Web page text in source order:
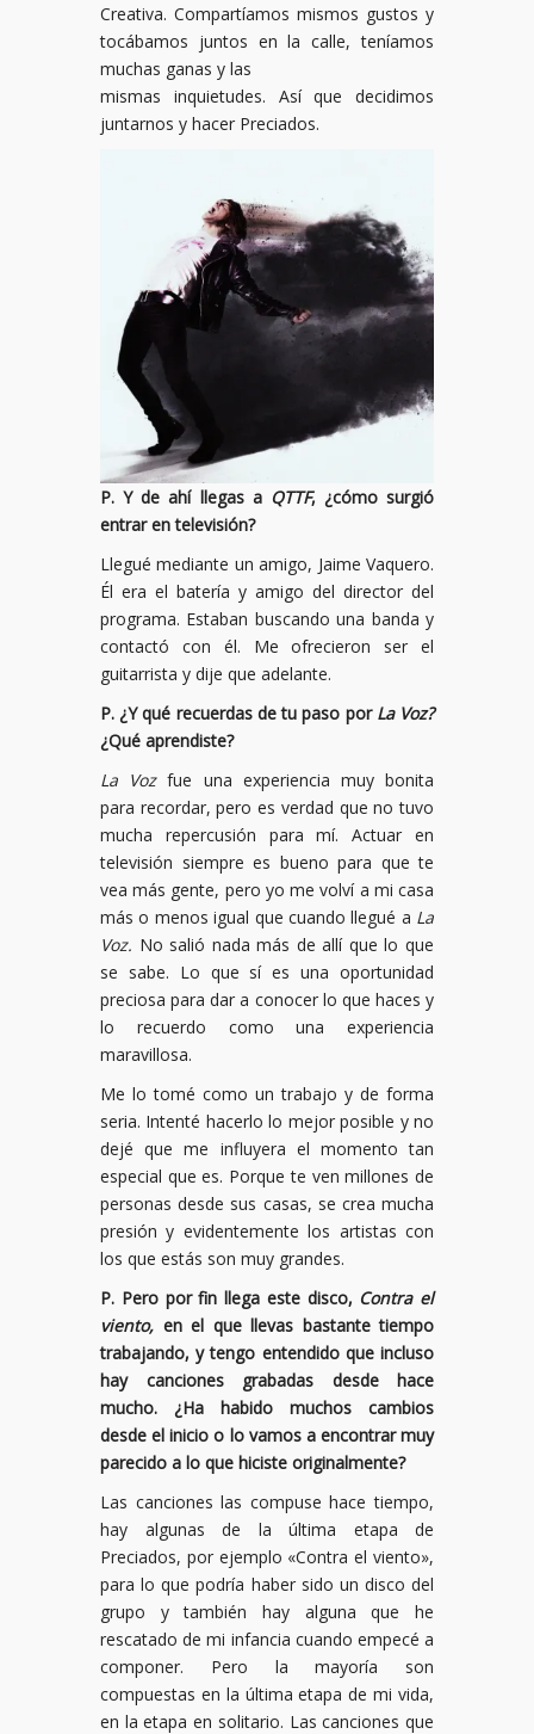
Creativa. Compartíamos mismos gustos y
tocábamos juntos en la calle, teníamos
muchas ganas y las
mismas inquietudes. Así que decidimos
juntarnos y hacer Preciados.
P. Y de ahí llegas a QTTF, ¿cómo surgió
entrar en televisión?
Llegué mediante un amigo, Jaime Vaquero.
Él era el batería y amigo del director del
programa. Estaban buscando una banda y
contactó con él. Me ofrecieron ser el
guitarrista y dije que adelante.
P. ¿Y qué recuerdas de tu paso por La Voz?
¿Qué aprendiste?
La Vozfue una experiencia muy bonita
para recordar, pero es verdad que no tuvo
mucha repercusión para mí. Actuar en
televisión siempre es bueno para que te
vea más gente, pero yo me volví a mi casa
más o menos igual que cuando llegué a La
Voz. No salió nada más de allí que lo que
se sabe. Lo que sí es una oportunidad
preciosa para dar a conocer lo que haces y
lo recuerdo como una experiencia
maravillosa.
Me lo tomé como un trabajo y de forma
seria. Intenté hacerlo lo mejor posible y no
dejé que me influyera el momento tan
especial que es. Porque te ven millones de
personas desde sus casas, se crea mucha
presión y evidentemente los artistas con
los que estás son muy grandes.
P. Pero por fin llega este disco, Contra el
viento, en el que llevas bastante tiempo
trabajando, y tengo entendido que incluso
hay canciones grabadas desde hace
mucho. ¿Ha habido muchos cambios
desde el inicio o lo vamos a encontrar muy
parecido a lo que hiciste originalmente?
Las canciones las compuse hace tiempo,
hay algunas de la última etapa de
Preciados, por ejemplo «Contra el viento»,
para lo que podría haber sido un disco del
grupo y también hay alguna que he
rescatado de mi infancia cuando empecé a
componer. Pero la mayoría son
compuestas en la última etapa de mi vida,
en la etapa en solitario. Las canciones que